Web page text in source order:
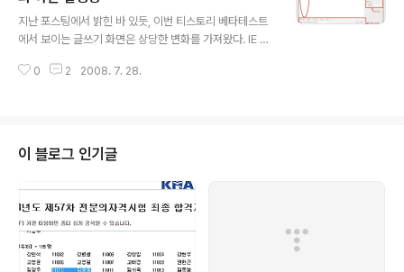
법으로 미리보기와 각 플러그인 설정을 제공한다는 점이
다. 기존에는 각각의 플러그인을 클릭하여 새로 뜨는 창에
+ 버튼을 누르면 설정창과 함께 플러그인의 미리보기나 대
지난 포스팅에서 밝힌 바 있듯, 이번 티스토리 베타테스트
에서 보이는 글쓰기 화면은 상당한 변화를 가져왔다. IE 외
며, 사전이나 번호매기기 등의 다양한 새로운 기능의 버튼
IWYG 환경에서만 효용이 있었기에, 이를 활용할 수 없었
던 나와 같은 非 IE 브라우저 사용자들에게는 쓸모없는 공
간이었다. 하지만, 베타테스트 되고 있는 이 화면을 보면 위
에서부터 작성중인글/정보첨부/서식/플러그인 등 다양한
정보를 보여주고 있다. 특히 마음에 드는 것은 작성중인글
위젯으로, 예전에 갑자기 생각..
0 2 2008. 7. 28.
이 블로그 인기글